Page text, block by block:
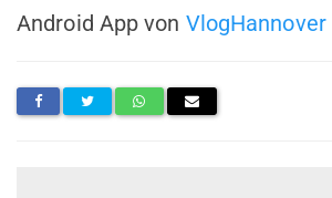
Android App von VlogHannover